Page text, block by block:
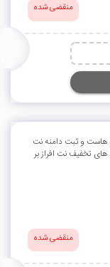
منقضی شده
هاست و ثبت دامنه نت
های تخفیف نت افراز بر
منقضی شده